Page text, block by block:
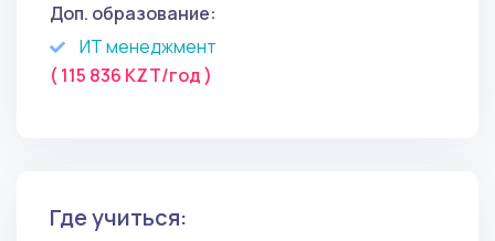
Доп. образование:
ИТ менеджмент
( 115 836 KZT/год )
Где учиться: